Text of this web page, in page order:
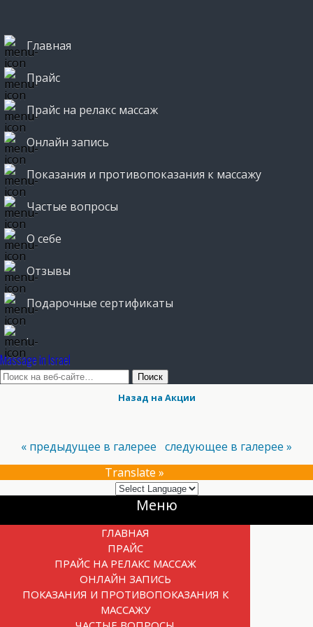
Главная
Прайс
Прайс на релакс массаж
Онлайн запись
Показания и противопоказания к массажу
Частые вопросы
О себе
Отзывы
Подарочные сертификаты
.
Massage in Israel
Назад на Акции
« предыдущее в галерее следующее в галерее »
Translate »
Прокрутка
Меню
ГЛАВНАЯ
ПРАЙС
ПРАЙС НА РЕЛАКС МАССАЖ
ОНЛАЙН ЗАПИСЬ
ПОКАЗАНИЯ И ПРОТИВОПОКАЗАНИЯ К
МАССАЖУ